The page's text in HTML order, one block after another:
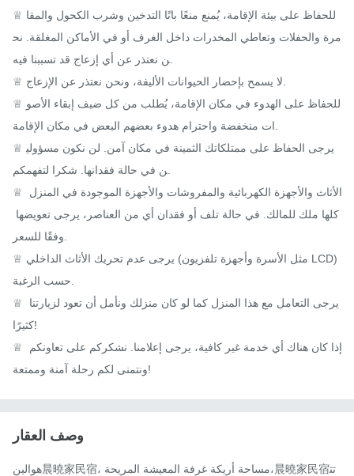
♕ للحفاظ على بيئة الإقامة، يُمنع منعًا باتًا التدخين وشرب الكحول والمقا
مرة والحفلات وتعاطي المخدرات داخل الغرف أو في الأماكن المغلقة. نح
ن نعتذر عن أي إزعاج قد تسببنا فيه.
♕ لا يسمح بإحضار الحيوانات الأليفة، ونحن نعتذر عن الإزعاج.
♕ للحفاظ على الهدوء في مكان الإقامة، يُطلب من كل ضيف إبقاء الأصو
ات منخفضة واحترام هدوء بعضهم البعض في مكان الإقامة.
♕ يرجى الحفاظ على ممتلكاتك الثمينة في مكان آمن. لن نكون مسؤولي
ن في حالة فقدانها. شكرا لتفهمكم.
♕ الأثاث والأجهزة الكهربائية والمفروشات والأجهزة الموجودة في المنزل
وفقًا للسعر.
♕ يرجى عدم تحريك الأثاث الداخلي (مثل الأسرة وأجهزة تلفزيون LCD)
حسب الرغبة.
♕ يرجى التعامل مع هذا المنزل كما لو كان منزلك ونأمل أن تعود لزيارتنا
كثيرًا!
♕ إذا كان هناك أي خدمة غير كافية، يرجى إعلامنا. نشكركم على تعاونكم
ونتمنى لكم رحلة آمنة وممتعة!
وصف العقار
هوالين晨曉家民宿، مساحة أريكة غرفة المعيشة المريحة،晨曉家民宿تت